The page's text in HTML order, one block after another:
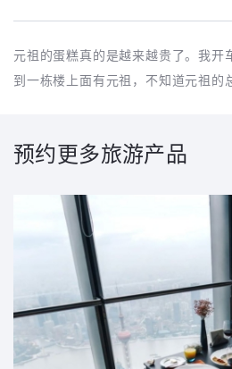
元祖的蛋糕真的是越来越贵了。我开
到一栋楼上面有元祖，不知道元祖的
预约更多旅游产品